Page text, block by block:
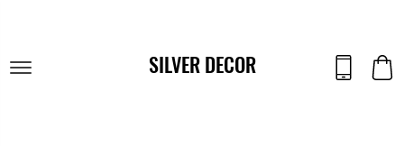
SILVER DECOR